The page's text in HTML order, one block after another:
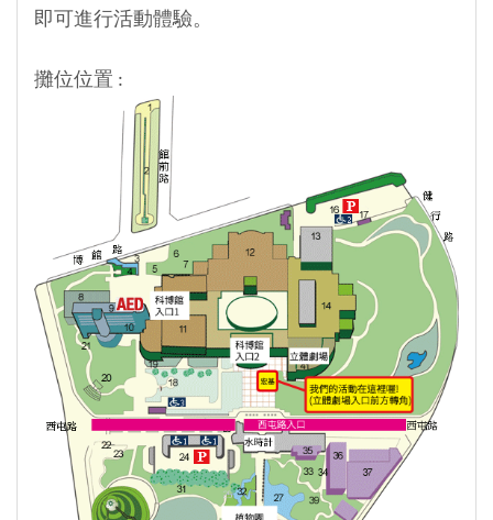
即可進行活動體驗。
攤位位置 :